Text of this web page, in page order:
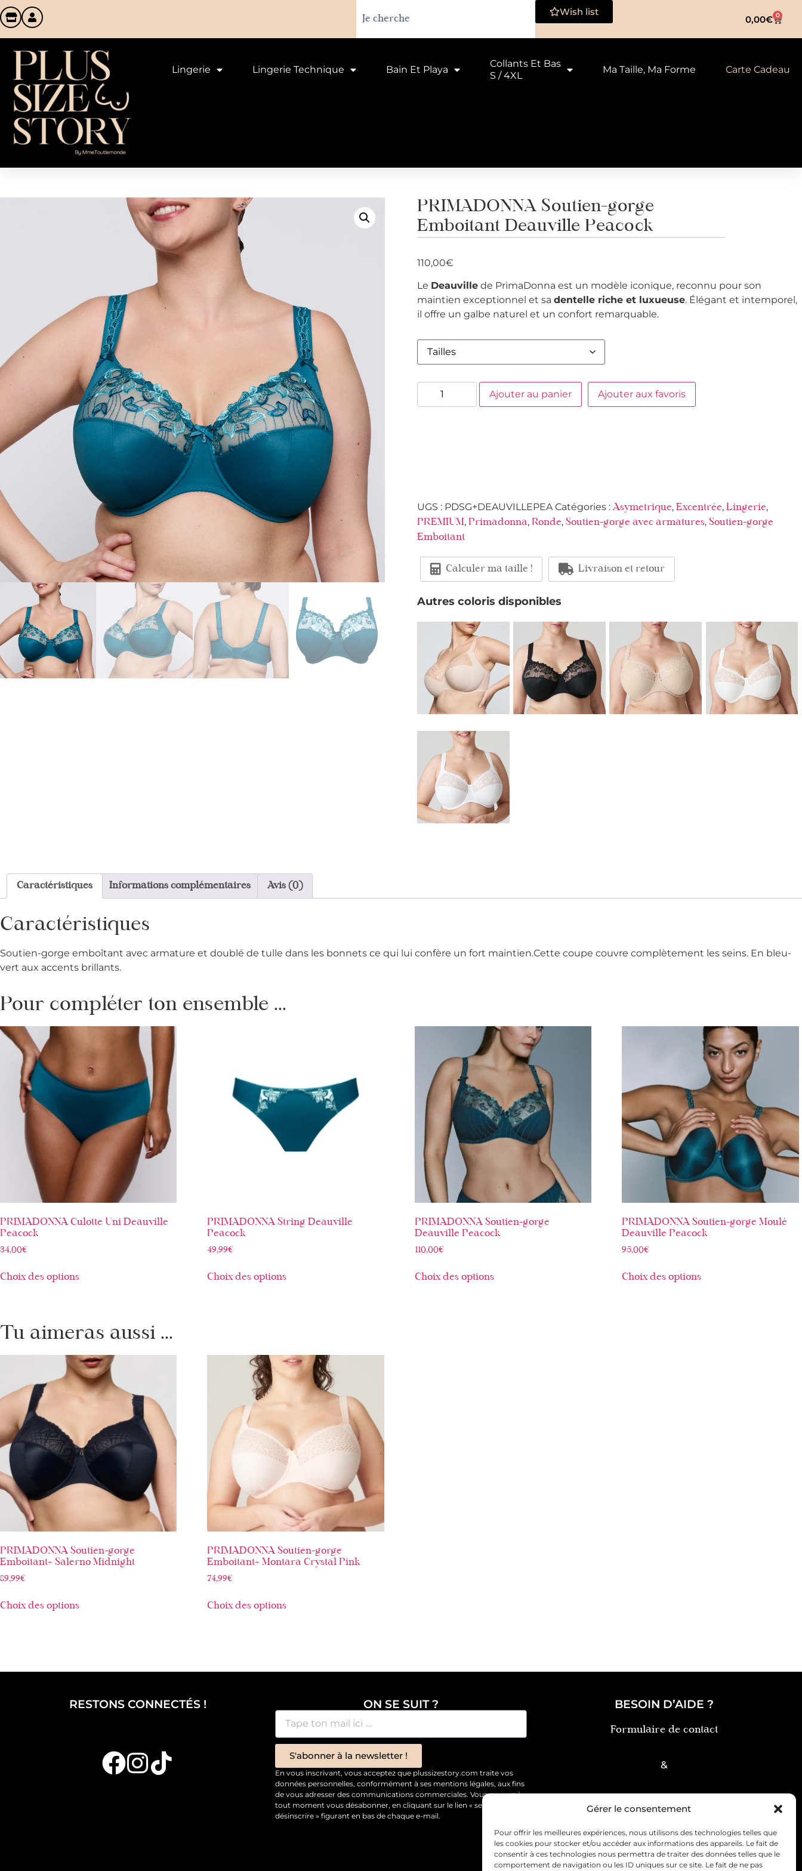
Gérer le consentement
Pour offrir les meilleures expériences, nous utilisons des technologies telles que
les cookies pour stocker et/ou accéder aux informations des appareils. Le fait de
consentir à ces technologies nous permettra de traiter des données telles que le
comportement de navigation ou les ID uniques sur ce site. Le fait de ne pas
Wish list
0,00€ 0
Lingerie Lingerie Technique Bain Et Playa
Collants Et Bas
S / 4XL
Ma Taille, Ma Forme Carte Cadeau
PRIMADONNA Soutien-gorge
Emboitant Deauville Peacock
110,00€
Le Deauvillede PrimaDonna est un modèle iconique, reconnu pour son
maintien exceptionnel et sa dentelle riche et luxueuse. Élégant et intemporel,
il offre un galbe naturel et un confort remarquable.
Ajouter au panier Ajouter aux favoris
UGS : PDSG+DEAUVILLEPEA Catégories : Asymetrique, Excentrée, Lingerie,
PREMIUM, Primadonna, Ronde, Soutien-gorge avec armatures, Soutien-gorge
Emboitant
Calculer ma taille ! Livraison et retour
Autres coloris disponibles
Caractéristiques Informations complémentaires Avis (0)
Caractéristiques
Soutien-gorge emboîtant avec armature et doublé de tulle dans les bonnets ce qui lui confère un fort maintien.Cette coupe couvre complètement les seins. En bleu-
vert aux accents brillants.
Pour compléter ton ensemble ...
PRIMADONNA Culotte Uni Deauville
Peacock
34,00€
Choix des options
PRIMADONNA String Deauville
Peacock
49,99€
Choix des options
PRIMADONNA Soutien-gorge
Deauville Peacock
110,00€
Choix des options
PRIMADONNA Soutien-gorge Moulé
Deauville Peacock
95,00€
Choix des options
Tu aimeras aussi ...
PRIMADONNA Soutien-gorge
Emboitant+ Salerno Midnight
89,99€
Choix des options
PRIMADONNA Soutien-gorge
Emboitant+ Montara Crystal Pink
74,99€
Choix des options
RESTONS CONNECTÉS ! ON SE SUIT ?
S'abonner à la newsletter !
En vous inscrivant, vous acceptez que plussizestory.com traite vos
données personnelles, conformément à ses mentions légales, aux fins
de vous adresser des communications commerciales. Vous pouvez à
tout moment vous désabonner, en cliquant sur le lien « se
désinscrire » figurant en bas de chaque e-mail.
BESOIN D’AIDE ?
Formulaire de contact
&